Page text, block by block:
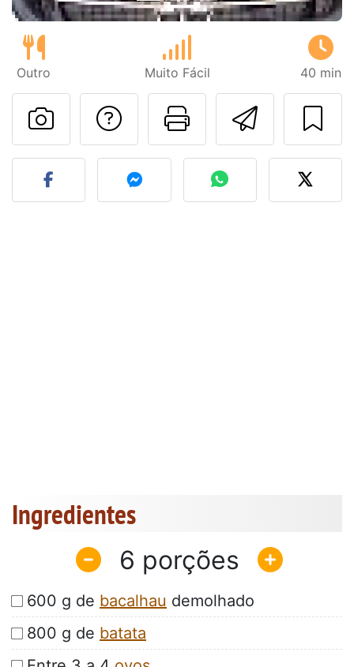
Outro Muito Fácil 40 min
Imprima
Falar com o autor
Fez esta receita?
Ingredientes
6
600 g de bacalhau demolhado
800 g de batata